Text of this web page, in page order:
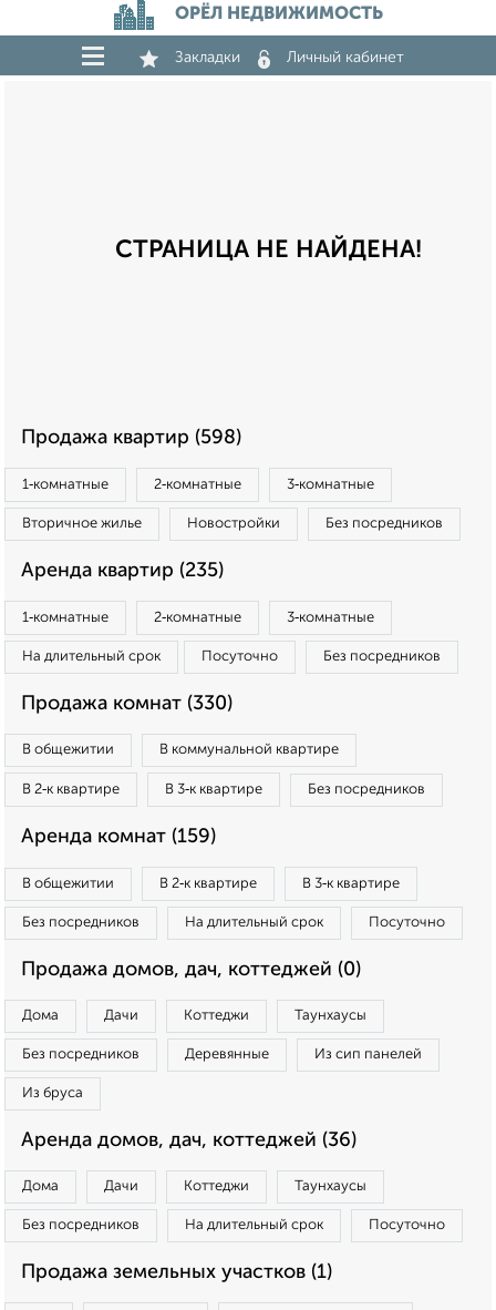
ОРЁЛ НЕДВИЖИМОСТЬ
Закладки Личный кабинет
СТРАНИЦА НЕ НАЙДЕНА!
Продажа квартир (598)
1‑комнатные 2‑комнатные 3‑комнатные
Вторичное жилье Новостройки Без посредников
Аренда квартир (235)
1‑комнатные 2‑комнатные 3‑комнатные
На длительный срок Посуточно Без посредников
Продажа комнат (330)
В общежитии В коммунальной квартире
В 2‑к квартире В 3‑к квартире Без посредников
Аренда комнат (159)
В общежитии В 2‑к квартире В 3‑к квартире
Без посредников На длительный срок Посуточно
Продажа домов, дач, коттеджей (0)
Дома Дачи Коттеджи Таунхаусы
Без посредников Деревянные Из сип панелей
Из бруса
Аренда домов, дач, коттеджей (36)
Дома Дачи Коттеджи Таунхаусы
Без посредников На длительный срок Посуточно
Продажа земельных участков (1)